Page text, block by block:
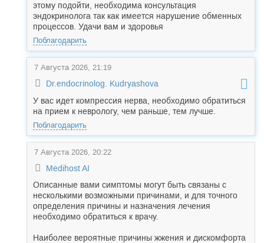
этому подойти, необходима консультация
эндокринолога так как имеется нарушение обменных
процессов. Удачи вам и здоровья
Поблагодарить
7 Августа 2026, 21:19
Dr.endocrinolog. Kudryashova
У вас идет компрессия нерва, необходимо обратиться
на прием к неврологу, чем раньше, тем лучше.
Поблагодарить
7 Августа 2026, 20:22
Medihost AI
Описанные вами симптомы могут быть связаны с
несколькими возможными причинами, и для точного
определения причины и назначения лечения
необходимо обратиться к врачу.
Наиболее вероятные причины жжения и дискомфорта